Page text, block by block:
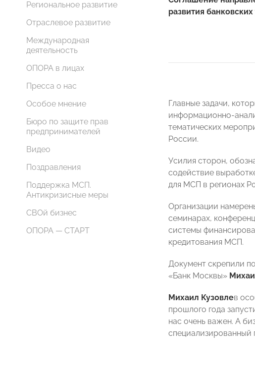
Региональное развитие
Отраслевое развитие
Международная
деятельность
ОПОРА в лицах
Пресса о нас
Особое мнение
Бюро по защите прав
предпринимателей
Видео
Поздравления
Поддержка МСП.
Антикризисные меры
СВОй бизнес
ОПОРА — СТАРТ
развития
Главные задачи,
информационно-
тематических
России.
Усилия сторон,
содействие
для МСП в регионах
Организации
семинарах,
системы
кредитования МСП.
Документ скрепили
«Банк Москвы»
Михаил Кузовлев
прошлого года
нас очень важен. А
специализированный